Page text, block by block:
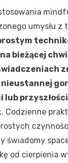
umysłu z
bieżącej
nieustannej
lub
. Codzienne
świadomy
od cierpienia